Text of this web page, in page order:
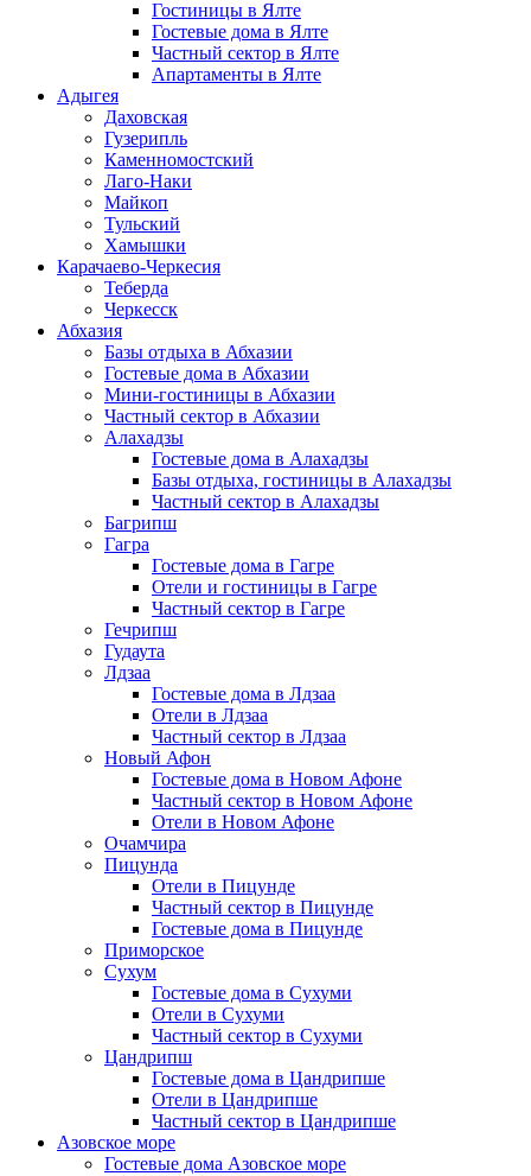
Гостиницы в Ялте
Гостевые дома в Ялте
Частный сектор в Ялте
Апартаменты в Ялте
Адыгея
Даховская
Гузерипль
Каменномостский
Лаго-Наки
Майкоп
Тульский
Хамышки
Карачаево-Черкесия
Теберда
Черкесск
Абхазия
Базы отдыха в Абхазии
Гостевые дома в Абхазии
Мини-гостиницы в Абхазии
Частный сектор в Абхазии
Алахадзы
Гостевые дома в Алахадзы
Базы отдыха, гостиницы в Алахадзы
Частный сектор в Алахадзы
Багрипш
Гагра
Гостевые дома в Гагре
Отели и гостиницы в Гагре
Частный сектор в Гагре
Гечрипш
Гудаута
Лдзаа
Гостевые дома в Лдзаа
Отели в Лдзаа
Частный сектор в Лдзаа
Новый Афон
Гостевые дома в Новом Афоне
Частный сектор в Новом Афоне
Отели в Новом Афоне
Очамчира
Пицунда
Отели в Пицунде
Частный сектор в Пицунде
Гостевые дома в Пицунде
Приморское
Сухум
Гостевые дома в Сухуми
Отели в Сухуми
Частный сектор в Сухуми
Цандрипш
Гостевые дома в Цандрипше
Отели в Цандрипше
Частный сектор в Цандрипше
Азовское море
Гостевые дома Азовское море